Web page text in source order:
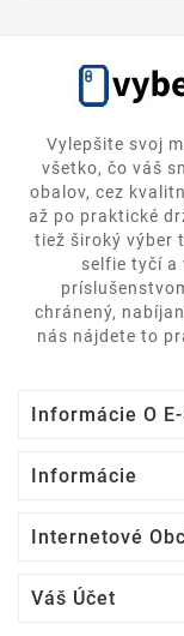
Vylepšite svoj
všetko, čo váš
obalov, cez
až po praktické
tiež široký výber
selfie tyčí a
chránený,
nás nájdete to
Informácie O
Informácie
Internetové
Váš Účet